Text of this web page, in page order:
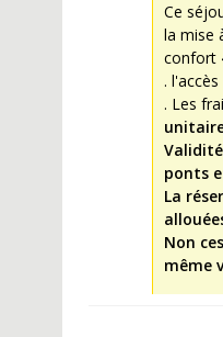
Ce
la mise
confort
.
. Les
ponts
La
Non
même